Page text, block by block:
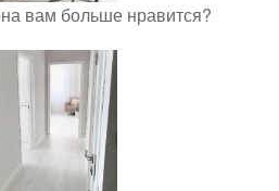
вам больше нравится?